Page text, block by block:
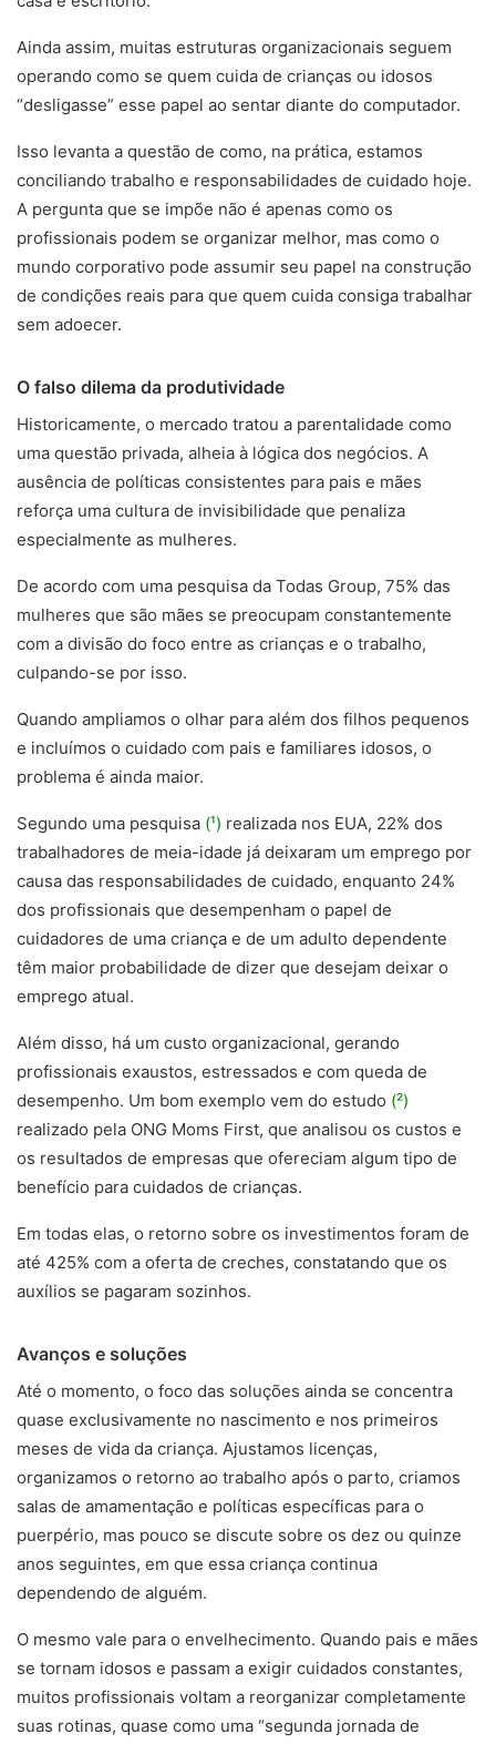
Ainda assim, muitas estruturas organizacionais seguem
operando como se quem cuida de crianças ou idosos
“desligasse” esse papel ao sentar diante do computador.
Isso levanta a questão de como, na prática, estamos
conciliando trabalho e responsabilidades de cuidado hoje.
A pergunta que se impõe não é apenas como os
profissionais podem se organizar melhor, mas como o
mundo corporativo pode assumir seu papel na construção
de condições reais para que quem cuida consiga trabalhar
sem adoecer.
O falso dilema da produtividade
Historicamente, o mercado tratou a parentalidade como
uma questão privada, alheia à lógica dos negócios. A
ausência de políticas consistentes para pais e mães
reforça uma cultura de invisibilidade que penaliza
especialmente as mulheres.
De acordo com uma pesquisa da Todas Group, 75% das
mulheres que são mães se preocupam constantemente
com a divisão do foco entre as crianças e o trabalho,
culpando-se por isso.
Quando ampliamos o olhar para além dos filhos pequenos
e incluímos o cuidado com pais e familiares idosos, o
problema é ainda maior.
Segundo uma pesquisa (¹) realizada nos EUA, 22% dos
trabalhadores de meia-idade já deixaram um emprego por
causa das responsabilidades de cuidado, enquanto 24%
dos profissionais que desempenham o papel de
cuidadores de uma criança e de um adulto dependente
têm maior probabilidade de dizer que desejam deixar o
emprego atual.
Além disso, há um custo organizacional, gerando
profissionais exaustos, estressados e com queda de
desempenho. Um bom exemplo vem do estudo (²)
realizado pela ONG Moms First, que analisou os custos e
os resultados de empresas que ofereciam algum tipo de
benefício para cuidados de crianças.
Em todas elas, o retorno sobre os investimentos foram de
até 425% com a oferta de creches, constatando que os
auxílios se pagaram sozinhos.
Avanços e soluções
Até o momento, o foco das soluções ainda se concentra
quase exclusivamente no nascimento e nos primeiros
meses de vida da criança. Ajustamos licenças,
organizamos o retorno ao trabalho após o parto, criamos
salas de amamentação e políticas específicas para o
puerpério, mas pouco se discute sobre os dez ou quinze
anos seguintes, em que essa criança continua
dependendo de alguém.
O mesmo vale para o envelhecimento. Quando pais e mães
se tornam idosos e passam a exigir cuidados constantes,
muitos profissionais voltam a reorganizar completamente
suas rotinas, quase como uma “segunda jornada de